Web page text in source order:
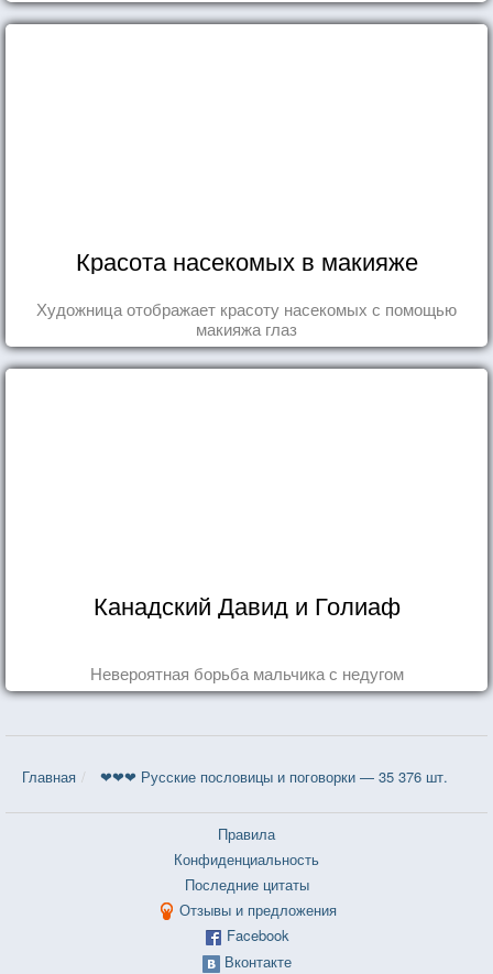
Красота насекомых в макияже
Художница отображает красоту насекомых с помощью
макияжа глаз
Канадский Давид и Голиаф
Невероятная борьба мальчика с недугом
Главная ❤❤❤ Русские пословицы и поговорки — 35 376 шт.
Правила
Конфиденциальность
Последние цитаты
Отзывы и предложения
Facebook
Вконтакте